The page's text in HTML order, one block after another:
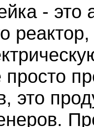
- это
просто
это